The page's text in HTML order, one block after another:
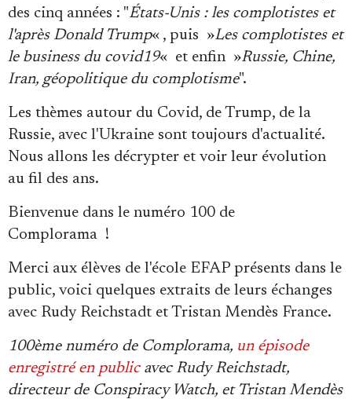
des cinq années : "États-Unis : les complotistes et
l'après Donald Trump« , puis »Les complotistes et
le business du covid19« et enfin »Russie, Chine,
Iran, géopolitique du complotisme".
Les thèmes autour du Covid, de Trump, de la
Russie, avec l'Ukraine sont toujours d'actualité.
Nous allons les décrypter et voir leur évolution
au fil des ans.
Bienvenue dans le numéro 100 de
Complorama !
Merci aux élèves de l'école EFAP présents dans le
public, voici quelques extraits de leurs échanges
avec Rudy Reichstadt et Tristan Mendès France.
100ème numéro de Complorama, un épisode
enregistré en publicavec Rudy Reichstadt,
directeur de Conspiracy Watch, et Tristan Mendès